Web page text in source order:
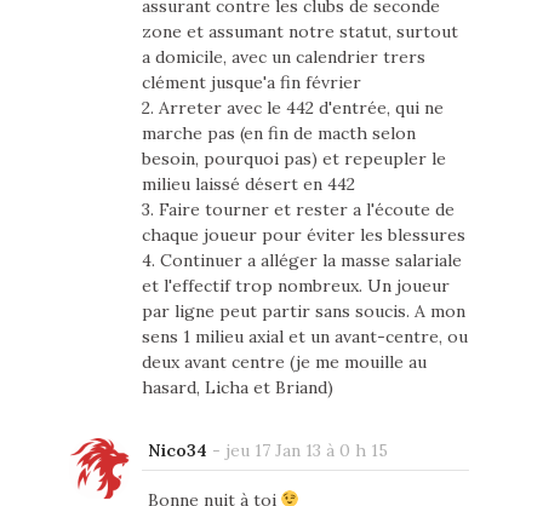
assurant contre les clubs de seconde
zone et assumant notre statut, surtout
a domicile, avec un calendrier trers
clément jusque'a fin février
2. Arreter avec le 442 d'entrée, qui ne
marche pas (en fin de macth selon
besoin, pourquoi pas) et repeupler le
milieu laissé désert en 442
3. Faire tourner et rester a l'écoute de
chaque joueur pour éviter les blessures
4. Continuer a alléger la masse salariale
et l'effectif trop nombreux. Un joueur
par ligne peut partir sans soucis. A mon
sens 1 milieu axial et un avant-centre, ou
deux avant centre (je me mouille au
hasard, Licha et Briand)
Nico34 - jeu 17 Jan 13 à 0 h 15
Bonne nuit à toi